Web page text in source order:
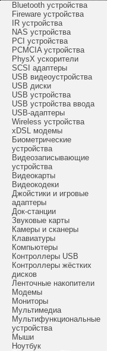
Bluetooth устройства
Fireware устройства
IR устройства
NAS устройства
PCI устройства
PCMCIA устройства
PhysX ускорители
SCSI адаптеры
USB видеоустройства
USB диски
USB устройства
USB устройства ввода
USB-адаптеры
Wireless устройства
xDSL модемы
Биометрические
устройства
Видеозаписывающие
устройства
Видеокарты
Видеокодеки
Джойстики и игровые
адаптеры
Док-станции
Звуковые карты
Камеры и сканеры
Клавиатуры
Компьютеры
Контроллеры USB
Контроллеры жёстких
дисков
Ленточные накопители
Модемы
Мониторы
Мультимедиа
Мультифункциональные
устройства
Мыши
Ноутбук